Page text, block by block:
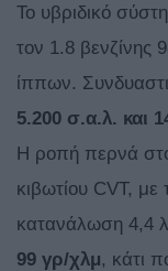
Το υβριδικό
τον 1.8 βενζίνης
ίππων.
5.200 σ.α.λ. και
Η ροπή περνά
κιβωτίου CVT,
κατανάλωση 4,4
99 γρ/χλμ, κάτι